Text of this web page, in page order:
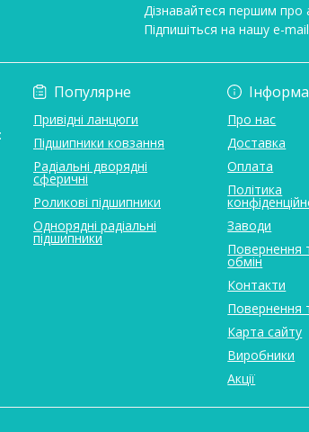
Дізнавайтеся першим про
Підпишіться на нашу e-
Популярне
Привідні ланцюги
Підшипники ковзання
Радіальні дворядні
сферичні
Роликові підшипники
Однорядні радіальні
підшипники
Про нас
Доставка
Оплата
Політика
Заводи
Повернення
обмін
Контакти
Повернення
Карта сайту
Виробники
Акції